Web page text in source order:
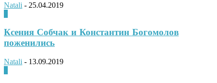
Natali - 25.04.2019
Ксения Собчак и Константин Богомолов
поженились
Natali - 13.09.2019